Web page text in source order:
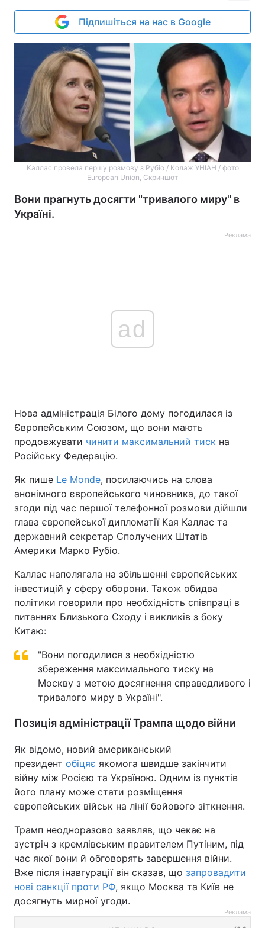
Підпишіться на нас в Google
Каллас провела першу розмову з Рубіо / Колаж УНІАН / фото
European Union, Скриншот
Вони прагнуть досягти "тривалого миру" в
Україні.
Реклама
ad
Нова адміністрація Білого дому погодилася із
Європейським Союзом, що вони мають
продовжувати чинити максимальний тиск на
Російську Федерацію.
Як пише Le Monde, посилаючись на слова
анонімного європейського чиновника, до такої
згоди під час першої телефонної розмови дійшли
глава європейської дипломатії Кая Каллас та
державний секретар Сполучених Штатів
Америки Марко Рубіо.
Каллас наполягала на збільшенні європейських
інвестицій у сферу оборони. Також обидва
політики говорили про необхідність співпраці в
питаннях Близького Сходу і викликів з боку
Китаю:
"Вони погодилися з необхідністю
збереження максимального тиску на
Москву з метою досягнення справедливого і
тривалого миру в Україні".
Позиція адміністрації Трампа щодо війни
Як відомо, новий американський
президент обіцяє якомога швидше закінчити
війну між Росією та Україною. Одним із пунктів
його плану може стати розміщення
європейських військ на лінії бойового зіткнення.
Трамп неодноразово заявляв, що чекає на
зустріч з кремлівським правителем Путіним, під
час якої вони й обговорять завершення війни.
Вже після інавгурації він сказав, що запровадити
нові санкції проти РФ, якщо Москва та Київ не
досягнуть мирної угоди.
Реклама